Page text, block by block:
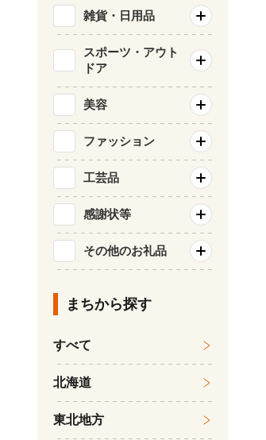
雑貨・日用品
スポーツ・アウト
ドア
美容
ファッション
工芸品
感謝状等
その他のお礼品
まちから探す
すべて
北海道
東北地方